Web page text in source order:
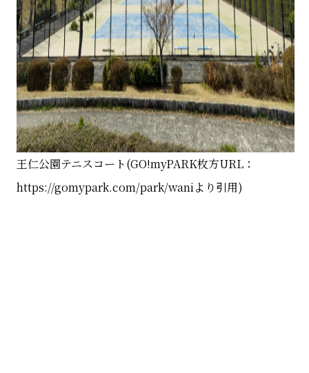
王仁公園テニスコート(GO!myPARK枚方URL：
https://gomypark.com/park/waniより引用)